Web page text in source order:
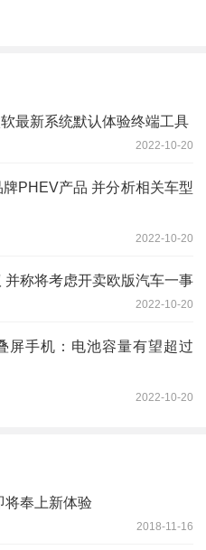
最新系统默认体验终端工具
2022-10-20
PHEV产品 并分析相关车型
2022-10-20
称将考虑开卖欧版汽车一事
2022-10-20
屏手机：电池容量有望超过
2022-10-20
将奉上新体验
2018-11-16